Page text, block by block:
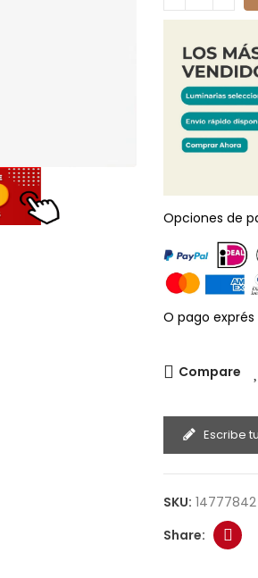
Opciones de
O pago exprés
Compare
Escribe
SKU: 14777842